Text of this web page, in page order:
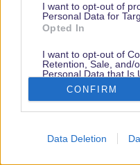
I want to opt-out of
Personal Data for
Opted In
I want to opt-out of
Retention, Sale, and/
Personal Data that Is
Purposes for which it
Opted Out
CONFIRM
Data Deletion
verlässt nun auch
Latondra Newton das
Disney